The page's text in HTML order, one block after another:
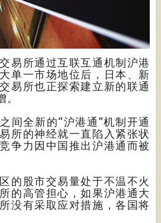
易所通过互联互通机制沪港
单一市场地位后，日本、新
易所也正探索建立新的联通
全新的“沪港通”机制开通
所的神经就一直陷入紧张状
争力因中国推出沪港通而被
股市交易量处于不温不火
的高管担心，如果沪港通大
没有采取应对措施，各国将